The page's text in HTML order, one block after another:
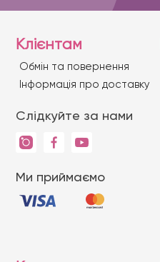
Клієнтам
Обмін та повернення
Iнформація про доставку
Слідкуйте за нами
Ми приймаємо